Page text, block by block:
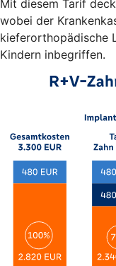
Mit diesem Tarif
wobei der
kieferorthopädische
Kindern inbegriffen.